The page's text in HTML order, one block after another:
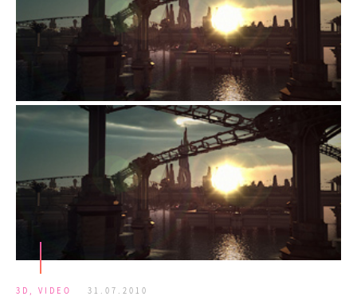
3D VIDEO 31.07.2010